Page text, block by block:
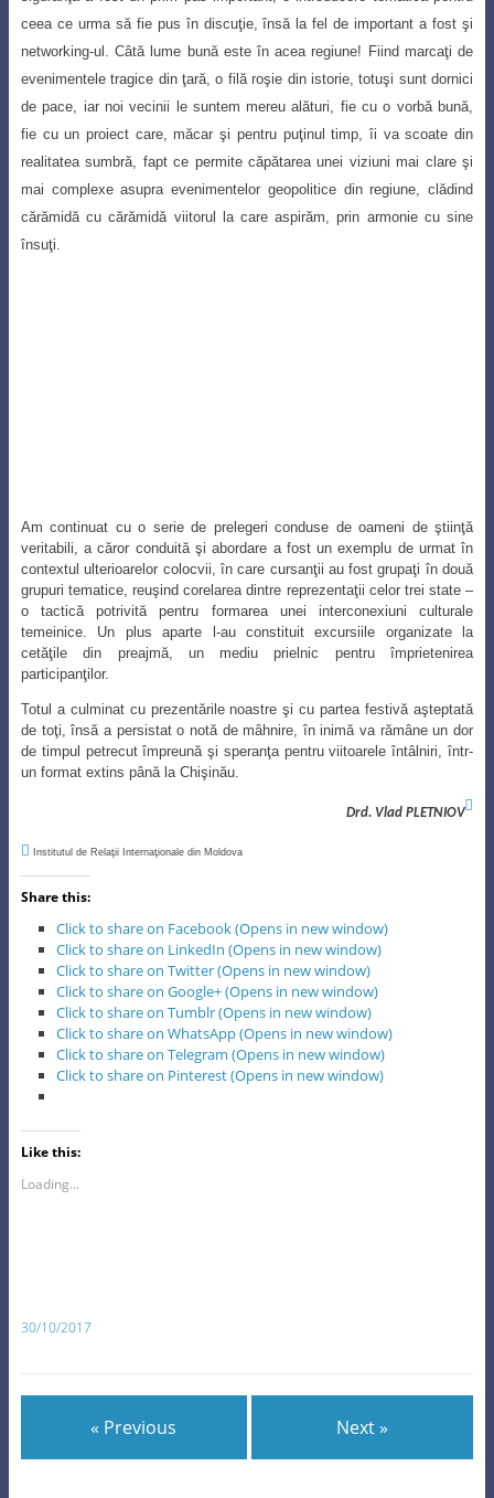
ceea ce urma să fie pus în discuţie, însă la fel de important a fost şi
networking-ul. Câtă lume bună este în acea regiune! Fiind marcaţi de
evenimentele tragice din ţară, o filă roşie din istorie, totuşi sunt dornici
de pace, iar noi vecinii le suntem mereu alături, fie cu o vorbă bună,
fie cu un proiect care, măcar şi pentru puţinul timp, îi va scoate din
realitatea sumbră, fapt ce permite căpătarea unei viziuni mai clare şi
mai complexe asupra evenimentelor geopolitice din regiune, clădind
cărămidă cu cărămidă viitorul la care aspirăm, prin armonie cu sine
însuţi.
Am continuat cu o serie de prelegeri conduse de oameni de ştiinţă
veritabili, a căror conduită şi abordare a fost un exemplu de urmat în
contextul ulterioarelor colocvii, în care cursanţii au fost grupaţi în două
grupuri tematice, reuşind corelarea dintre reprezentaţii celor trei state –
o tactică potrivită pentru formarea unei interconexiuni culturale
temeinice. Un plus aparte l-au constituit excursiile organizate la
cetăţile din preajmă, un mediu prielnic pentru împrietenirea
participanţilor.
Totul a culminat cu prezentările noastre şi cu partea festivă aşteptată
de toţi, însă a persistat o notă de mâhnire, în inimă va rămâne un dor
de timpul petrecut împreună şi speranţa pentru viitoarele întâlniri, într-
un format extins până la Chişinău.
Drd. Vlad PLETNIOV
 Institutul de Relaţii Internaţionale din Moldova
Share this:
Click to share on Facebook (Opens in new window)
Click to share on LinkedIn (Opens in new window)
Click to share on Twitter (Opens in new window)
Click to share on Google+ (Opens in new window)
Click to share on Tumblr (Opens in new window)
Click to share on WhatsApp (Opens in new window)
Click to share on Telegram (Opens in new window)
Click to share on Pinterest (Opens in new window)
Like this:
Loading...
30/10/2017
« Previous Next »